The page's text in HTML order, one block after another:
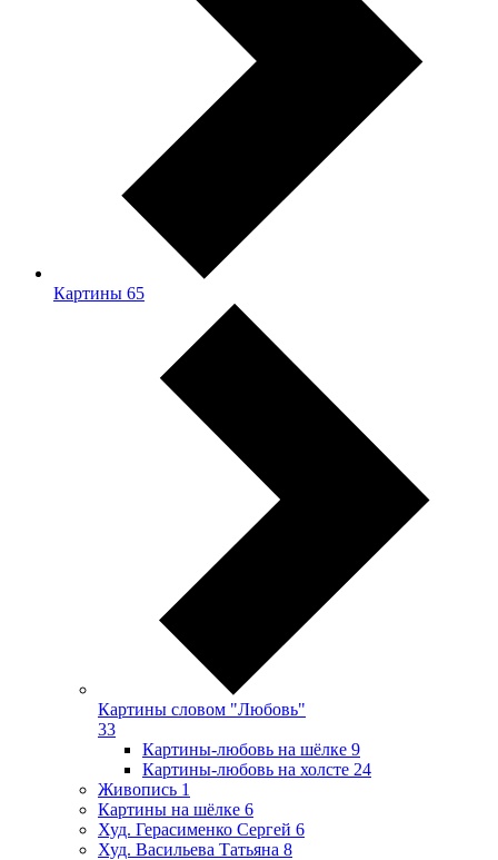
Картины 65
Картины словом "Любовь"
33
Картины-любовь на шёлке 9
Картины-любовь на холсте 24
Живопись 1
Картины на шёлке 6
Худ. Герасименко Сергей 6
Худ. Васильева Татьяна 8